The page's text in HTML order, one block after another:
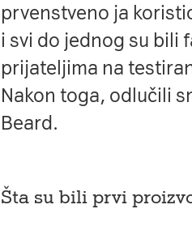
prvenstveno ja
i svi do jednog su bili
prijateljima na
Nakon toga, odlučili
Beard.
Šta su bili prvi